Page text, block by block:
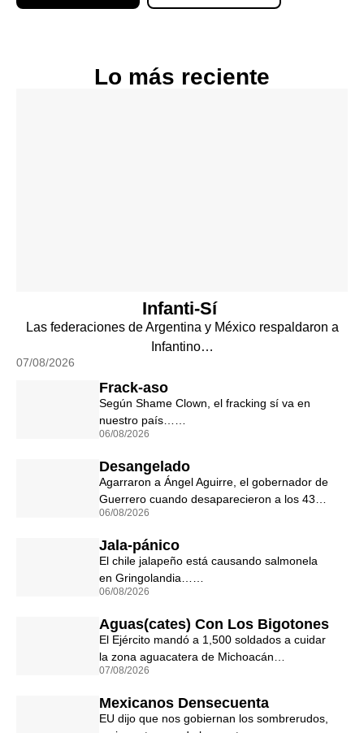
Lo más reciente
Infanti-Sí
Las federaciones de Argentina y México respaldaron a
Infantino…
07/08/2026
Frack-aso
Según Shame Clown, el fracking sí va en
nuestro país……
06/08/2026
Desangelado
Agarraron a Ángel Aguirre, el gobernador de
Guerrero cuando desaparecieron a los 43…
06/08/2026
Jala-pánico
El chile jalapeño está causando salmonela
en Gringolandia……
06/08/2026
Aguas(cates) Con Los Bigotones
El Ejército mandó a 1,500 soldados a cuidar
la zona aguacatera de Michoacán…
07/08/2026
Mexicanos Densecuenta
EU dijo que nos gobiernan los sombrerudos,